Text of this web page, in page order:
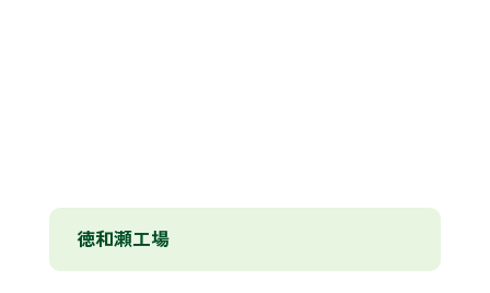
徳和瀬工場